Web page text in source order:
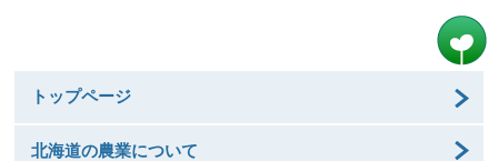
トップページ
北海道の農業について